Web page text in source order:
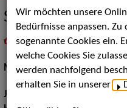
Sonja Hurani
inMeine Merklistelegen
Musical:Darstellerin,
Jahrgang:
Wir möchten unsere
Bedürfnisse anpassen.
sogenannte Cookies ein.
welche Cookies Sie
werden nachfolgend
erhalten Sie in unserer